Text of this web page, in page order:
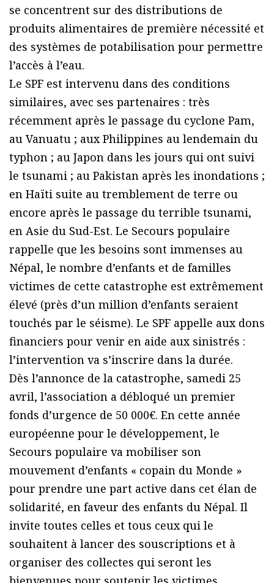
se concentrent sur des distributions de
produits alimentaires de première nécessité et
des systèmes de potabilisation pour permettre
l’accès à l’eau.
Le SPF est intervenu dans des conditions
similaires, avec ses partenaires : très
récemment après le passage du cyclone Pam,
au Vanuatu ; aux Philippines au lendemain du
typhon ; au Japon dans les jours qui ont suivi
le tsunami ; au Pakistan après les inondations ;
en Haïti suite au tremblement de terre ou
encore après le passage du terrible tsunami,
en Asie du Sud-Est. Le Secours populaire
rappelle que les besoins sont immenses au
Népal, le nombre d’enfants et de familles
victimes de cette catastrophe est extrêmement
élevé (près d’un million d’enfants seraient
touchés par le séisme). Le SPF appelle aux dons
financiers pour venir en aide aux sinistrés :
l’intervention va s’inscrire dans la durée.
Dès l’annonce de la catastrophe, samedi 25
avril, l’association a débloqué un premier
fonds d’urgence de 50 000€. En cette année
européenne pour le développement, le
Secours populaire va mobiliser son
mouvement d’enfants « copain du Monde »
pour prendre une part active dans cet élan de
solidarité, en faveur des enfants du Népal. Il
invite toutes celles et tous ceux qui le
souhaitent à lancer des souscriptions et à
organiser des collectes qui seront les